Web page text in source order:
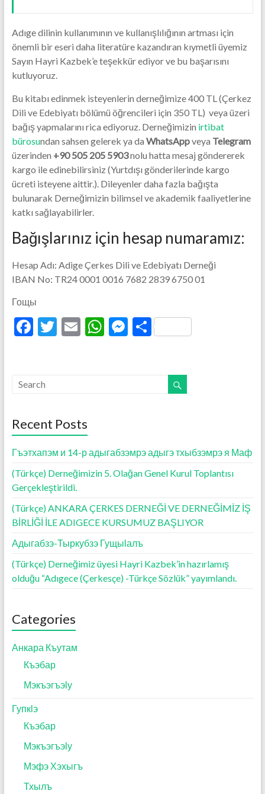
Adıge dilinin kullanımının ve kullanışlılığının artması için
önemli bir eseri daha literatüre kazandıran kıymetli üyemiz
Sayın Hayri Kazbek’e teşekkür ediyor ve bu başarısını
kutluyoruz.
Bu kitabı edinmek isteyenlerin derneğimize 400 TL (Çerkez
Dili ve Edebiyatı bölümü öğrencileri için 350 TL) veya üzeri
bağış yapmalarını rica ediyoruz. Derneğimizin irtibat
bürosundan sahsen gelerek ya da WhatsAppveya Telegram
üzerinden +90 505 205 5903nolu hatta mesaj göndererek
kargo ile edinebilirsiniz (Yurtdışı gönderilerinde kargo
ücreti isteyene aittir.). Dileyenler daha fazla bağışta
bulunarak Derneğimizin bilimsel ve akademik faaliyetlerine
katkı sağlayabilirler.
Bağışlarınız için hesap numaramız:
Hesap Adı: Adige Çerkes Dili ve Edebiyatı Derneği
IBAN No: TR24 0001 0016 7682 2839 6750 01
Гощы
F
b
o
k
T E WM S
Recent Posts
Гъэтхапэм и 14-р адыгабзэмрэ адыгэ тхыбзэмрэ я Маф
(Türkçe) Derneğimizin 5. Olağan Genel Kurul Toplantısı
Gerçekleştirildi.
(Türkçe) ANKARA ÇERKES DERNEĞİ VE DERNEĞİMİZ İŞ
BİRLİĞİ İLE ADIGECE KURSUMUZ BAŞLIYOR
Адыгабзэ-Тыркубзэ Гущыӏалъ
(Türkçe) Derneğimiz üyesi Hayri Kazbek’in hazırlamış
olduğu “Adıgece (Çerkesçe) -Türkçe Sözlük” yayımlandı.
Categories
Анкара Къутам
Къэбар
Мэкъэгъэӏу
Гупкӏэ
Къэбар
Мэкъэгъэӏу
Мэфэ Хэхыгъ
Тхылъ